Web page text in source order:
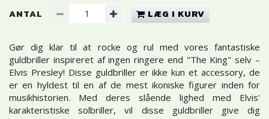
ANTAL LÆG I KURV
Gør dig klar til at rocke og rul med vores fantastiske
guldbriller inspireret af ingen ringere end "The King" selv –
Elvis Presley! Disse guldbriller er ikke kun et accessory, de
er en hyldest til en af de mest ikoniske figurer inden for
musikhistorien. Med deres slående lighed med Elvis'
karakteristiske solbriller, vil disse guldbriller give dig